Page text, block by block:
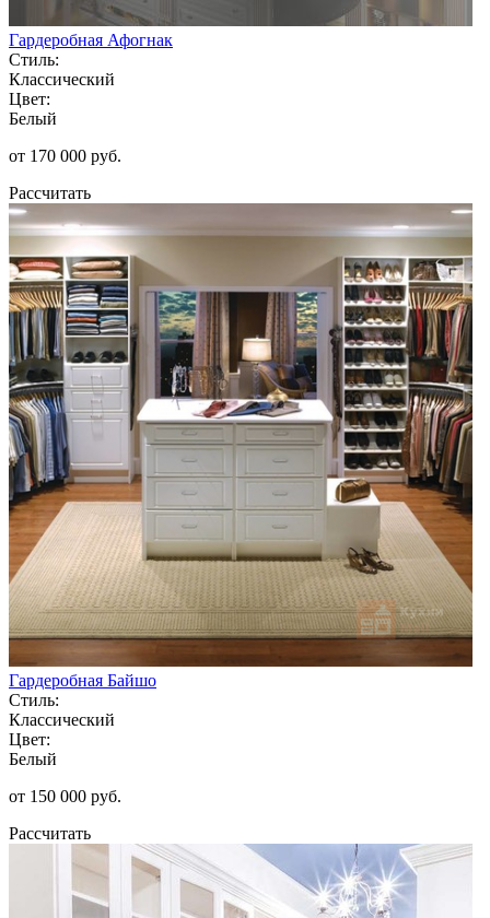
Гардеробная Афогнак
Стиль:
Классический
Цвет:
Белый
от 170 000 руб.
Рассчитать
Гардеробная Байшо
Стиль:
Классический
Цвет:
Белый
от 150 000 руб.
Рассчитать